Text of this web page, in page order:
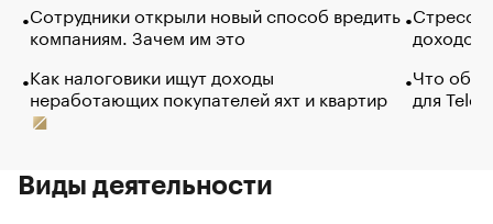
Сотрудники открыли новый способ вредить
компаниям. Зачем им это
Как налоговики ищут доходы
неработающих покупателей яхт и квартир
Стресс
доходов
Что
для
Виды деятельности